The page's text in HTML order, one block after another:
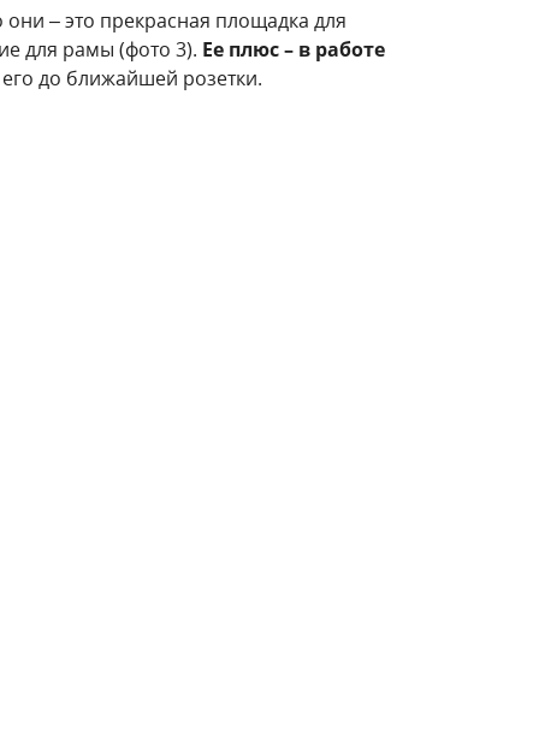
– это прекрасная площадка для
для рамы (фото 3). Ее плюс – в работе
до ближайшей розетки.